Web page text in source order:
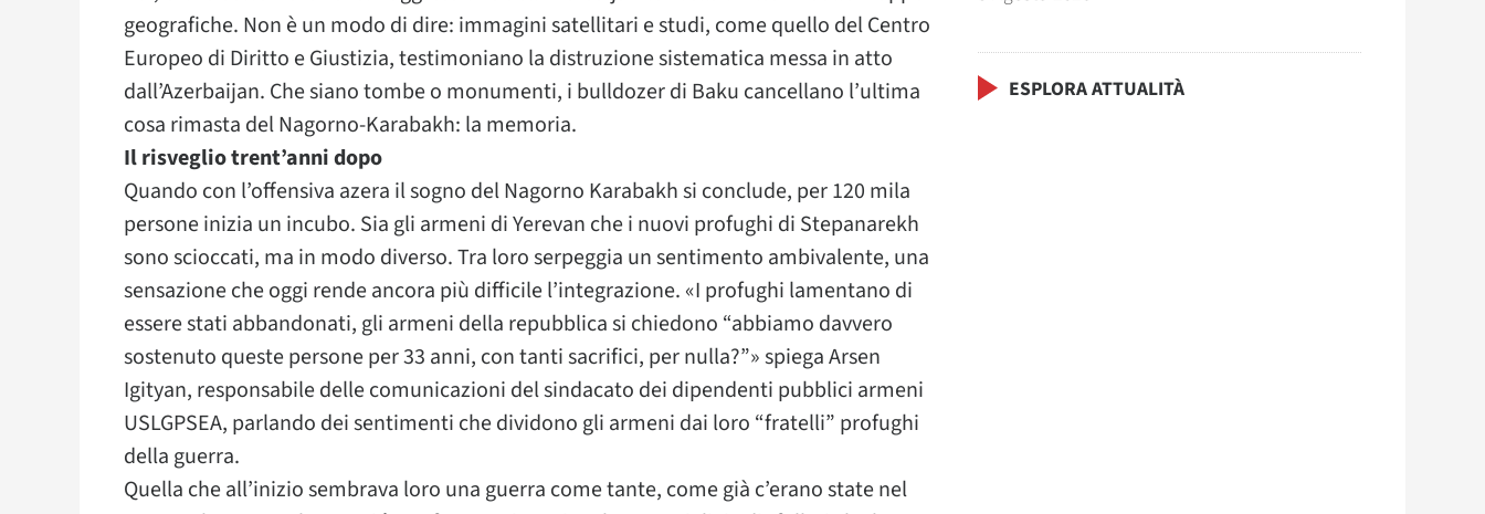
geografiche. Non è un modo di dire: immagini satellitari e studi, come quello del Centro
Europeo di Diritto e Giustizia, testimoniano la distruzione sistematica messa in atto
dall’Azerbaijan. Che siano tombe o monumenti, i bulldozer di Baku cancellano l’ultima
cosa rimasta del Nagorno-Karabakh: la memoria.
Il risveglio trent’anni dopo
Quando con l’offensiva azera il sogno del Nagorno Karabakh si conclude, per 120 mila
persone inizia un incubo. Sia gli armeni di Yerevan che i nuovi profughi di Stepanarekh
sono scioccati, ma in modo diverso. Tra loro serpeggia un sentimento ambivalente, una
sensazione che oggi rende ancora più difficile l’integrazione. «I profughi lamentano di
essere stati abbandonati, gli armeni della repubblica si chiedono “abbiamo davvero
sostenuto queste persone per 33 anni, con tanti sacrifici, per nulla?”» spiega Arsen
Igityan, responsabile delle comunicazioni del sindacato dei dipendenti pubblici armeni
USLGPSEA, parlando dei sentimenti che dividono gli armeni dai loro “fratelli” profughi
della guerra.
Quella che all’inizio sembrava loro una guerra come tante, come già c’erano state nel
ESPLORA ATTUALITÀ